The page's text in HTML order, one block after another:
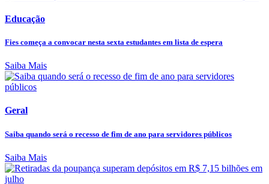
Educação
Fies começa a convocar nesta sexta estudantes em lista de espera
Saiba Mais
Geral
Saiba quando será o recesso de fim de ano para servidores públicos
Saiba Mais